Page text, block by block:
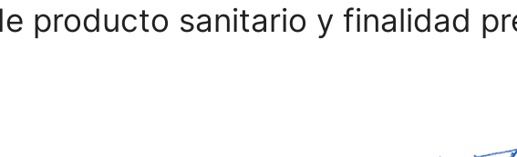
producto sanitario y finalidad